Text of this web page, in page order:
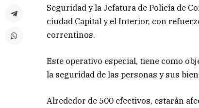
Seguridad y la Jefatura de Policía de
ciudad Capital y el Interior, con
correntinos.
Este operativo especial, tiene como
la seguridad de las personas y sus
Alrededor de 500 efectivos, estarán